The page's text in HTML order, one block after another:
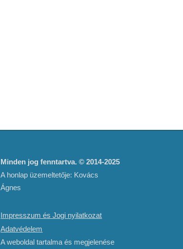
Minden jog fenntartva. © 2014-2025
A honlap üzemeltetője: Kovács
Ágnes
Impresszum és Jogi nyilatkozat
Adatvédelem
A weboldal tartalma és megjelenése